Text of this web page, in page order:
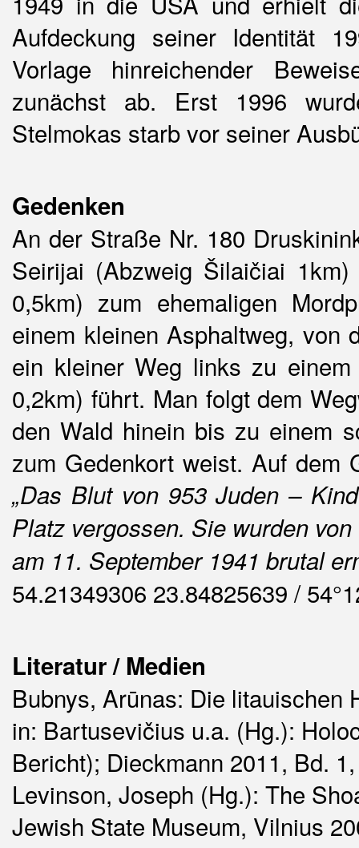
Aufdeckung seiner Identität
Vorlage hinreichender
zunächst ab. Erst 1996
Stelmokas starb vor seiner
Gedenken
An der Straße Nr. 180
Seirijai (Abzweig Šilaičiai
0,5km) zum ehemaligen
einem kleinen Asphaltweg, von
ein kleiner Weg links zu
0,2km) führt. Man folgt dem
den Wald hinein bis zu einem
zum Gedenkort weist. Auf dem
„Das Blut von 953 Juden –
Platz vergossen. Sie wurden
am 11. September 1941 brutal
54.21349306 23.84825639 /
Literatur / Medien
Bubnys, Arūnas: Die litauischen
in: Bartusevičius u.a. (Hg.):
Bericht); Dieckmann 2011, Bd.
Levinson, Joseph (Hg.): The
Jewish State Museum, Vilnius